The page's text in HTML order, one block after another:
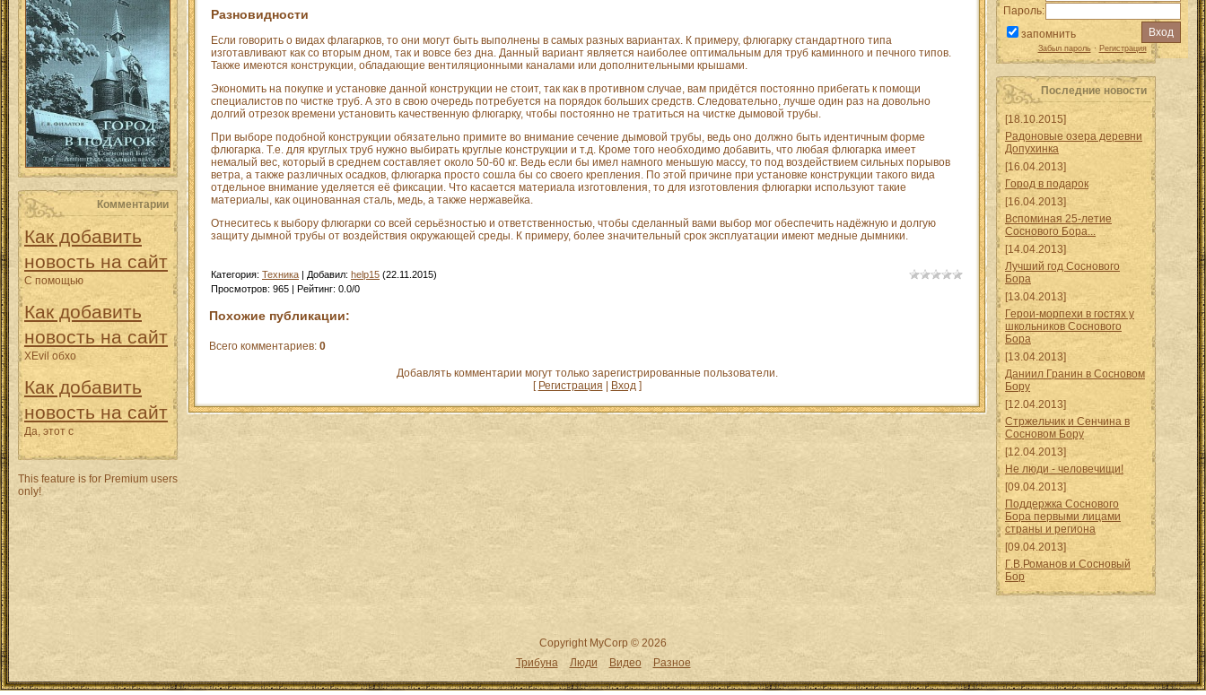
Комментарии
Как добавить
новость на сайт
С помощью
Как добавить
новость на сайт
XEvil обхо
Как добавить
новость на сайт
Да, этот с
This feature is for Premium users
only!
Разновидности
Если говорить о видах флагарков, то они могут быть выполнены в самых разных вариантах. К примеру, флюгарку стандартного типа
изготавливают как со вторым дном, так и вовсе без дна. Данный вариант является наиболее оптимальным для труб каминного и печного типов.
Также имеются конструкции, обладающие вентиляционными каналами или дополнительными крышами.
Экономить на покупке и установке данной конструкции не стоит, так как в противном случае, вам придётся постоянно прибегать к помощи
специалистов по чистке труб. А это в свою очередь потребуется на порядок больших средств. Следовательно, лучше один раз на довольно
долгий отрезок времени установить качественную флюгарку, чтобы постоянно не тратиться на чистке дымовой трубы.
При выборе подобной конструкции обязательно примите во внимание сечение дымовой трубы, ведь оно должно быть идентичным форме
флюгарка. Т.е. для круглых труб нужно выбирать круглые конструкции и т.д. Кроме того необходимо добавить, что любая флюгарка имеет
немалый вес, который в среднем составляет около 50-60 кг. Ведь если бы имел намного меньшую массу, то под воздействием сильных порывов
ветра, а также различных осадков, флюгарка просто сошла бы со своего крепления. По этой причине при установке конструкции такого вида
отдельное внимание уделяется её фиксации. Что касается материала изготовления, то для изготовления флюгарки используют такие
материалы, как оцинованная сталь, медь, а также нержавейка.
Отнеситесь к выбору флюгарки со всей серьёзностью и ответственностью, чтобы сделанный вами выбор мог обеспечить надёжную и долгую
защиту дымной трубы от воздействия окружающей среды. К примеру, более значительный срок эксплуатации имеют медные дымники.
Категория: Техника | Добавил: help15 (22.11.2015)
Просмотров: 965 | Рейтинг: 0.0/0
Похожие публикации:
Всего комментариев: 0
Добавлять комментарии могут только зарегистрированные пользователи.
[ Регистрация Вход]
Пароль:
запомнить
Забыл пароль· Регистрация
Последние новости
[18.10.2015]
Радоновые озера деревни
Допухинка
[16.04.2013]
Город в подарок
[16.04.2013]
Вспоминая 25-летие
Соснового Бора...
[14.04.2013]
Лучший год Соснового
Бора
[13.04.2013]
Герои-морпехи в гостях у
школьников Соснового
Бора
[13.04.2013]
Даниил Гранин в Сосновом
Бору
[12.04.2013]
Стржельчик и Сенчина в
Сосновом Бору
[12.04.2013]
Не люди - человечищи!
[09.04.2013]
Поддержка Соснового
Бора первыми лицами
страны и региона
[09.04.2013]
Г.В.Романов и Сосновый
Бор
Copyright MyCorp © 2026
Трибуна
Люди Видео Разное